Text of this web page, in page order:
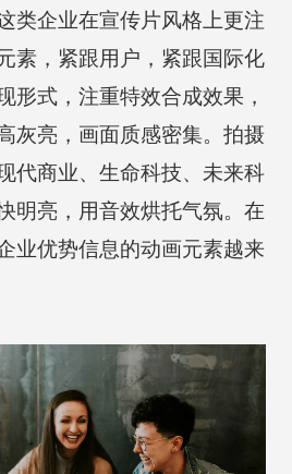
类企业在宣传片风格上更注
素，紧跟用户，紧跟国际化
形式，注重特效合成效果，
灰亮，画面质感密集。拍摄
代商业、生命科技、未来科
明亮，用音效烘托气氛。在
业优势信息的动画元素越来